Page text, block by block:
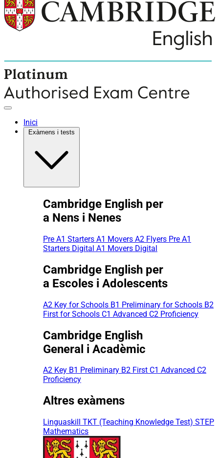
Inici
Cambridge English per
a Nens i Nenes
Pre A1 Starters A1 Movers A2 Flyers Pre A1
Starters Digital A1 Movers Digital
Cambridge English per
a Escoles i Adolescents
A2 Key for Schools B1 Preliminary for Schools B2
First for Schools C1 Advanced C2 Proficiency
Cambridge English
General i Acadèmic
A2 Key B1 Preliminary B2 First C1 Advanced C2
Proficiency
Altres exàmens
Linguaskill TKT (Teaching Knowledge Test) STEP
Mathematics